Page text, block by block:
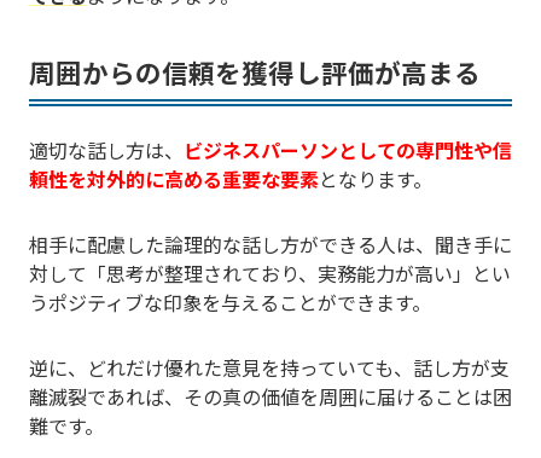
周囲からの信頼を獲得し評価が高まる
適切な話し方は、 ビジネスパーソンとしての専門性や信
頼性を対外的に高める重要な要素となります。
相手に配慮した論理的な話し方ができる人は、聞き手に
対して「思考が整理されており、実務能力が高い」とい
うポジティブな印象を与えることができます。
逆に、どれだけ優れた意見を持っていても、話し方が支
離滅裂であれば、その真の価値を周囲に届けることは困
難です。